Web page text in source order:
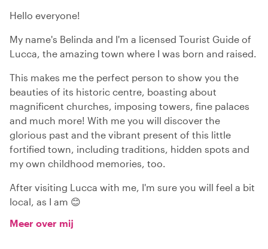
Hello everyone!
My name's Belinda and I'm a licensed Tourist Guide of
Lucca, the amazing town where I was born and raised.
This makes me the perfect person to show you the
beauties of its historic centre, boasting about
magnificent churches, imposing towers, fine palaces
and much more! With me you will discover the
glorious past and the vibrant present of this little
fortified town, including traditions, hidden spots and
my own childhood memories, too.
After visiting Lucca with me, I'm sure you will feel a bit
local, as I am 😊
Meer over mij